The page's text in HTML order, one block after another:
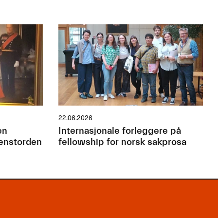
22.06.2026
Internasjonale forleggere på
fellowship for norsk sakprosa